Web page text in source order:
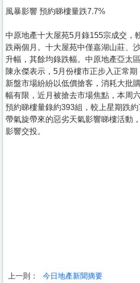
風暴影響 預約睇樓量跌7.7%
中原地產十大屋苑5月錄155宗成交，
跌兩個月。十大屋苑中僅嘉湖山莊、
升幅，其餘均錄跌幅。中原地產亞太
陳永傑表示，5月份樓市正步入正常期
新盤市場紛紛以低價搶客，消耗大批
幅有限，近月被搶去市場焦點，本周
預約睇樓量錄約393組，較上星期跌
帶氣旋帶來的惡劣天氣影響睇樓活動
影響交投。
上一則： 今日地產新聞摘要